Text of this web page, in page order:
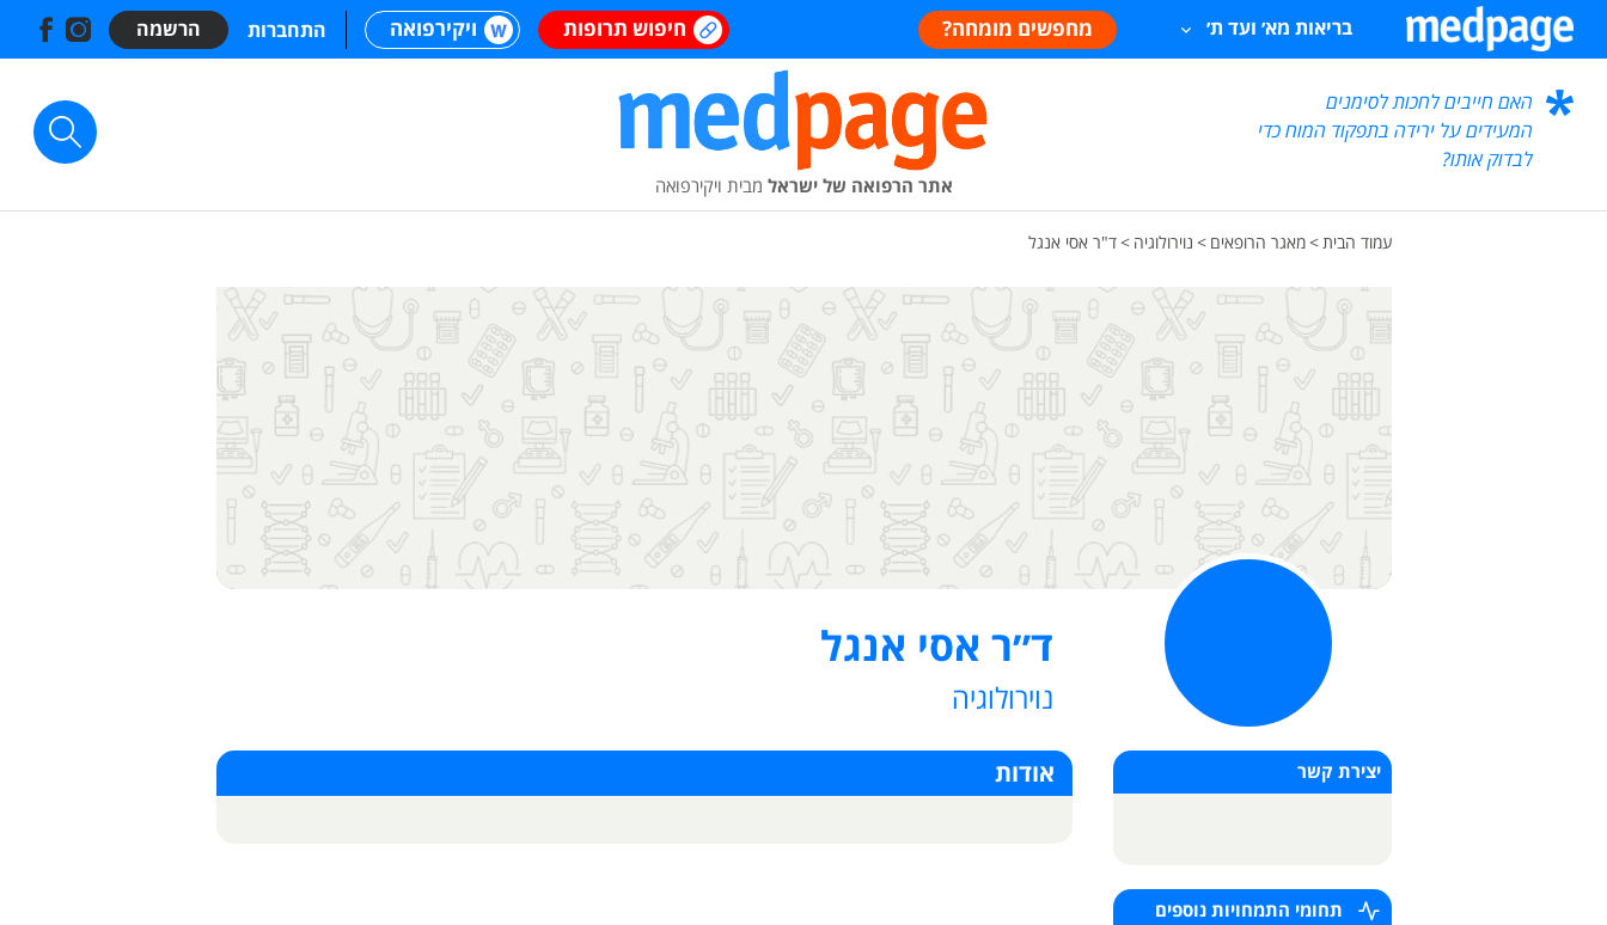
בריאות מא׳ ועד ת׳ מחפשים מומחה? חיפוש תרופות ויקירפואה התחברות הרשמה
האם חייבים לחכות לסימנים
המעידים על ירידה בתפקוד המוח כדי
לבדוק אותו?
אתר הרפואה של ישראל מבית ויקירפואה
עמוד הבית > מאגר הרופאים > נוירולוגיה > ד"ר אסי אנגל
ד״ר אסי אנגל
נוירולוגיה
יצירת קשר
תחומי התמחויות נוספים
אודות